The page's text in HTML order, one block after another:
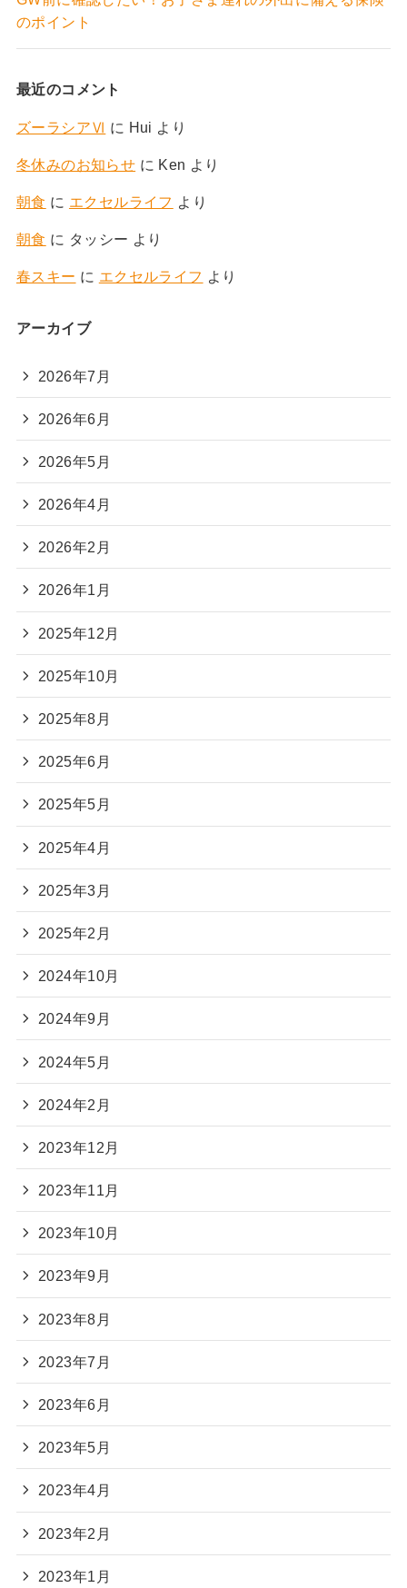
のポイント
最近のコメント
ズーラシアⅥ に Hui より
冬休みのお知らせ に Ken より
朝食 に エクセルライフ より
朝食 に タッシー より
春スキー に エクセルライフ より
アーカイブ
2026年7月
2026年6月
2026年5月
2026年4月
2026年2月
2026年1月
2025年12月
2025年10月
2025年8月
2025年6月
2025年5月
2025年4月
2025年3月
2025年2月
2024年10月
2024年9月
2024年5月
2024年2月
2023年12月
2023年11月
2023年10月
2023年9月
2023年8月
2023年7月
2023年6月
2023年5月
2023年4月
2023年2月
2023年1月